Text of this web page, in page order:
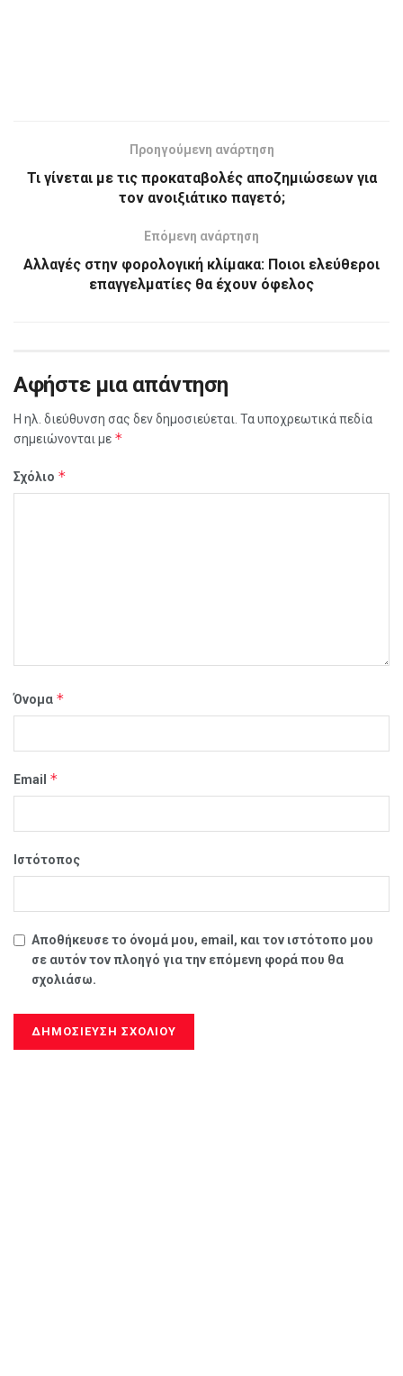
Προηγούμενη ανάρτηση
Τι γίνεται με τις προκαταβολές αποζημιώσεων για
τον ανοιξιάτικο παγετό;
Επόμενη ανάρτηση
Αλλαγές στην φορολογική κλίμακα: Ποιοι ελεύθεροι
επαγγελματίες θα έχουν όφελος
Αφήστε μια απάντηση
Η ηλ. διεύθυνση σας δεν δημοσιεύεται. Τα υποχρεωτικά πεδία
σημειώνονται με *
Σχόλιο *
Όνομα *
Email *
Ιστότοπος
Αποθήκευσε το όνομά μου, email, και τον ιστότοπο μου
σε αυτόν τον πλοηγό για την επόμενη φορά που θα
σχολιάσω.